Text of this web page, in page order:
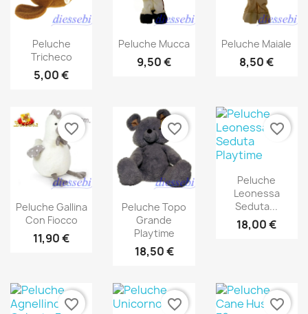
Peluche
Tricheco
5,00 €
Peluche Mucca
9,50 €
Peluche Maiale
8,50 €
Peluche Gallina
Con Fiocco
11,90 €
favorite_border
Peluche Topo
Grande
Playtime
18,50 €
favorite_border
Peluche
Leonessa
Seduta...
18,00 €
favorite_border
favorite_border favorite_border favorite_border